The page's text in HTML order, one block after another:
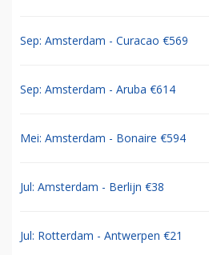
Sep: Amsterdam - Curacao €569
Sep: Amsterdam - Aruba €614
Mei: Amsterdam - Bonaire €594
Jul: Amsterdam - Berlijn €38
Jul: Rotterdam - Antwerpen €21